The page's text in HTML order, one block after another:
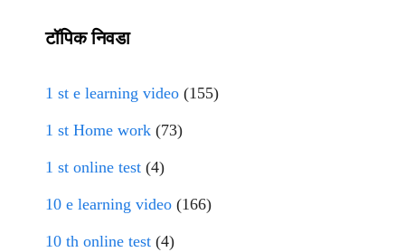
टॉपिक निवडा
1 st e learning video (155)
1 st Home work (73)
1 st online test (4)
10 e learning video (166)
10 th online test (4)